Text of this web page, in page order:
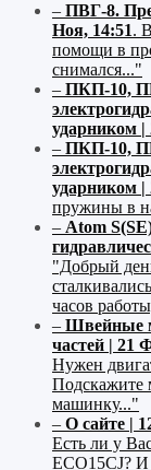
– ПВГ-8.
Ноя, 14:51.
помощи в
снимался..."
– ПКП-10,
ударником |
– ПКП-10,
ударником |
пружины в
– Atom
"Добрый
часов
– Швейные
частей | 21
Нужен
Подскажите
машинку..."
– О сайте |
Есть ли у
ECO15CJ? И